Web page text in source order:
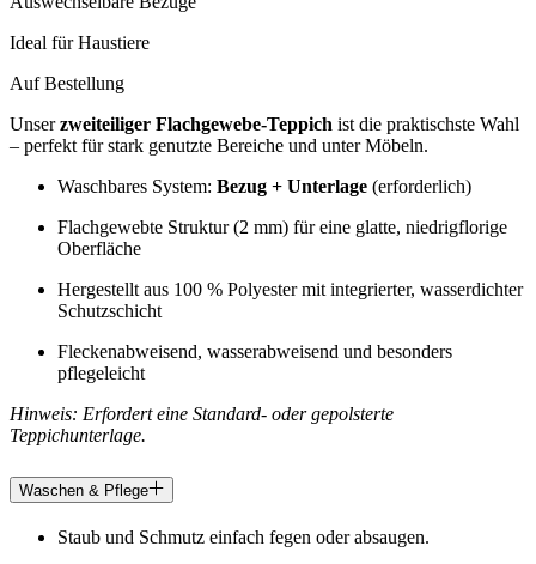
Ideal für Haustiere
Auf Bestellung
Unserzweiteiliger Flachgewebe-Teppich ist die praktischste Wahl
– perfekt für stark genutzte Bereiche und unter Möbeln.
Waschbares System: Bezug + Unterlage (erforderlich)
Flachgewebte Struktur (2 mm) für eine glatte, niedrigflorige
Oberfläche
Hergestellt aus 100 % Polyester mit integrierter, wasserdichter
Schutzschicht
Fleckenabweisend, wasserabweisend und besonders
pflegeleicht
Hinweis: Erfordert eine Standard- oder gepolsterte
Teppichunterlage.
Waschen & Pflege
Staub und Schmutz einfach fegen oder absaugen.